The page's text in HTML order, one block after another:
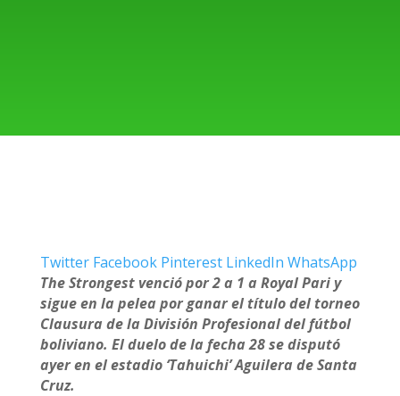
Twitter Facebook Pinterest LinkedIn WhatsApp
The Strongest venció por 2 a 1 a Royal Pari y
sigue en la pelea por ganar el título del torneo
Clausura de la División Profesional del fútbol
boliviano. El duelo de la fecha 28 se disputó
ayer en el estadio ‘Tahuichi’ Aguilera de Santa
Cruz.